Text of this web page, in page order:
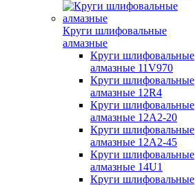
Круги шлифовальные
алмазные
Круги шлифовальные
алмазные 11V970
Круги шлифовальные
алмазные 12R4
Круги шлифовальные
алмазные 12А2-20
Круги шлифовальные
алмазные 12А2-45
Круги шлифовальные
алмазные 14U1
Круги шлифовальные